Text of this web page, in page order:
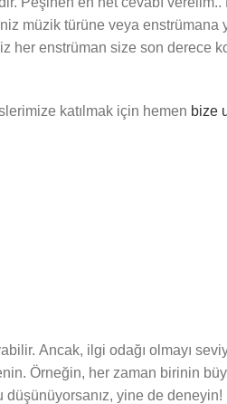
müzik türüne veya enstrümana
her enstrüman size son derece
katılmak için hemen bize
Ancak, ilgi odağı olmayı
Örneğin, her zaman birinin
yine de